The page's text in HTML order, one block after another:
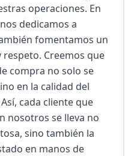
operaciones. En
dedicamos a
fomentamos un
Creemos que
compra no solo se
en la calidad del
cada cliente que
nosotros se lleva no
sino también la
en manos de